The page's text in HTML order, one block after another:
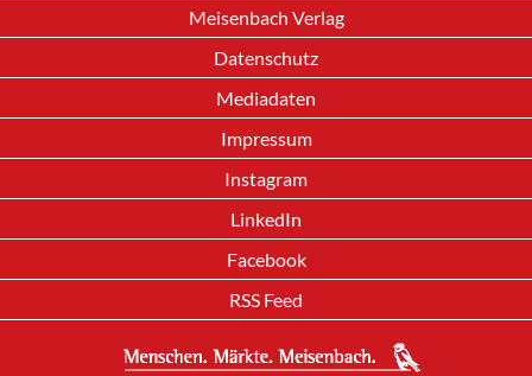
Meisenbach Verlag
Datenschutz
Mediadaten
Impressum
Instagram
LinkedIn
Facebook
RSS Feed